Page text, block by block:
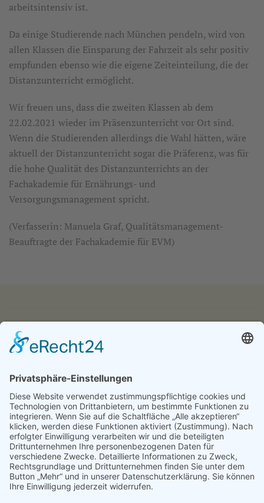
arbeitsintensiv ist.
Da einige Studierende nach München pendeln, wird von
allen Klassen die Einsparung der Fahrzeit als sehr positiv
empfunden ebenso wie die eigene Zeiteinteilung, die der
Distanzunterricht ermöglicht.
Wir freuen uns, dass die zweiten Klassen ab dem
22.02.2021 wieder im Präsenzunterricht vor Ort sind.
Wenn die Studierenden allerdings die Wahl hätten, wäre
aktuell der Distanzunterricht sogar die Präferenz, was für
die hohe Qualität des Distanzunterrichts an der
Fachakademie für Ernährungs- und
Versorgungsmanagement spricht.
(Verfasserin: Manuela Graf, Qualitätsmanagement-
Beauftragte der Fachakademie für EVM)
IMPRESSUM
KONTAKT & ANFAHRT
© 2024 - Alice Bendix - Berufliches Schulzentrum der
Stadt München